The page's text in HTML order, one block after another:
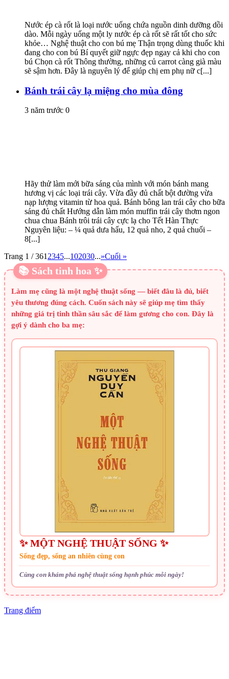
Nước ép cà rốt là loại nước uống chứa nguồn dinh dưỡng dồi
dào. Mỗi ngày uống một ly nước ép cà rốt sẽ rất tốt cho sức
khỏe… Nghệ thuật cho con bú mẹ Thận trọng dùng thuốc khi
đang cho con bú Bí quyết giữ ngực đẹp ngay cả khi cho con
bú Chọn cà rốt Thông thường, những củ carrot càng già màu
sẽ sậm hơn. Đây là nguyên lý để giúp chị em phụ nữ c[...]
Bánh trái cây lạ miệng cho mùa đông
3 năm trước 0
Hãy thử làm mới bữa sáng của mình với món bánh mang
hương vị các loại trái cây. Vừa đầy đủ chất bột đường vừa
nạp lượng vitamin từ hoa quả. Bánh bông lan trái cây cho bữa
sáng đủ chất Hướng dẫn làm món muffin trái cây thơm ngon
chua chua Bánh trôi trái cây cực lạ cho Tết Hàn Thực
Nguyên liệu: – ¼ quả dưa hấu, 12 quả nho, 2 quả chuối –
8[...]
Trang 1 / 3612345...102030...»Cuối »
📚 Sách tinh hoa ✨
Làm mẹ cũng là một nghệ thuật sống — biết đâu là đủ, biết
yêu thương đúng cách. Cuốn sách này sẽ giúp mẹ tìm thấy
những giá trị tinh thần sâu sắc để làm gương cho con. Đây là
gợi ý dành cho ba mẹ:
✨ MỘT NGHỆ THUẬT SỐNG ✨
Sống đẹp, sống an nhiên cùng con
Cùng con khám phá nghệ thuật sống hạnh phúc mỗi ngày!
Trang điểm